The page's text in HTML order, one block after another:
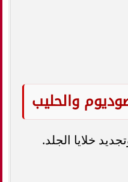
والحليب
خلايا الجلد.